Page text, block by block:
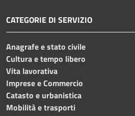
CATEGORIE DI SERVIZIO
Anagrafe e stato civile
Cultura e tempo libero
Vita lavorativa
Imprese e Commercio
Catasto e urbanistica
Mobilità e trasporti